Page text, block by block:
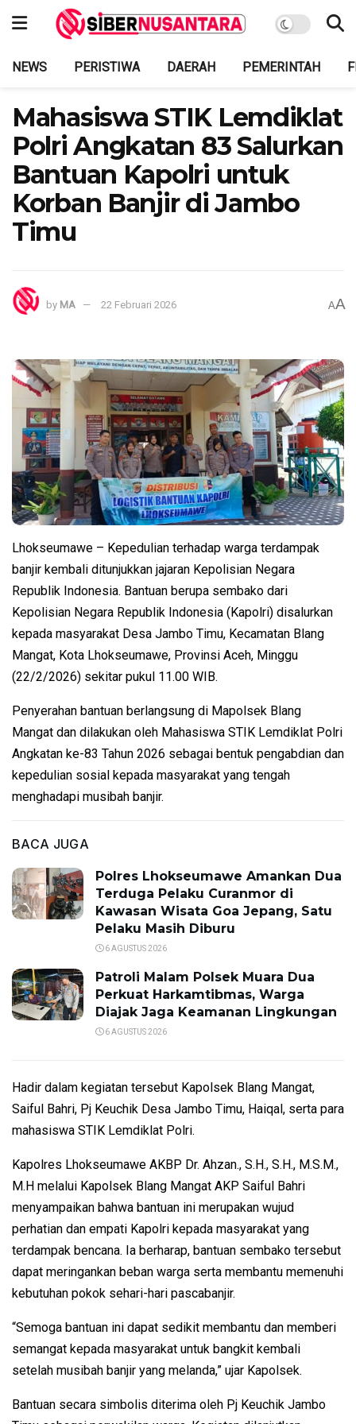
NEWS PERISTIWA DAERAH PEMERINTAH
Mahasiswa STIK Lemdiklat
Polri Angkatan 83 Salurkan
Bantuan Kapolri untuk
Korban Banjir di Jambo
Timu
by MA 22 Februari 2026 AA
Lhokseumawe – Kepedulian terhadap warga terdampak
banjir kembali ditunjukkan jajaran Kepolisian Negara
Republik Indonesia. Bantuan berupa sembako dari
Kepolisian Negara Republik Indonesia (Kapolri) disalurkan
kepada masyarakat Desa Jambo Timu, Kecamatan Blang
Mangat, Kota Lhokseumawe, Provinsi Aceh, Minggu
(22/2/2026) sekitar pukul 11.00 WIB.
Penyerahan bantuan berlangsung di Mapolsek Blang
Mangat dan dilakukan oleh Mahasiswa STIK Lemdiklat Polri
Angkatan ke-83 Tahun 2026 sebagai bentuk pengabdian dan
kepedulian sosial kepada masyarakat yang tengah
menghadapi musibah banjir.
BACA JUGA
Polres Lhokseumawe Amankan Dua
Terduga Pelaku Curanmor di
Kawasan Wisata Goa Jepang, Satu
Pelaku Masih Diburu
6 AGUSTUS 2026
Patroli Malam Polsek Muara Dua
Perkuat Harkamtibmas, Warga
Diajak Jaga Keamanan Lingkungan
6 AGUSTUS 2026
Hadir dalam kegiatan tersebut Kapolsek Blang Mangat,
Saiful Bahri, Pj Keuchik Desa Jambo Timu, Haiqal, serta para
mahasiswa STIK Lemdiklat Polri.
Kapolres Lhokseumawe AKBP Dr. Ahzan., S.H., S.H., M.S.M.,
M.H melalui Kapolsek Blang Mangat AKP Saiful Bahri
menyampaikan bahwa bantuan ini merupakan wujud
perhatian dan empati Kapolri kepada masyarakat yang
terdampak bencana. Ia berharap, bantuan sembako tersebut
dapat meringankan beban warga serta membantu memenuhi
kebutuhan pokok sehari-hari pascabanjir.
“Semoga bantuan ini dapat sedikit membantu dan memberi
semangat kepada masyarakat untuk bangkit kembali
setelah musibah banjir yang melanda,” ujar Kapolsek.
Bantuan secara simbolis diterima oleh Pj Keuchik Jambo